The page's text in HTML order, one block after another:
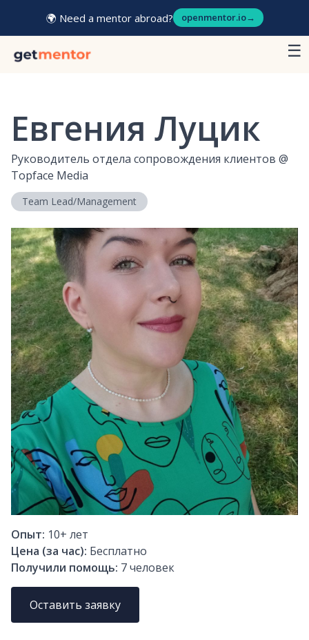
🌍 Need a mentor abroad? openmentor.io→
☰
Евгения Луцик
Руководитель отдела сопровождения клиентов @
Topface Media
Team Lead/Management
Опыт: 10+ лет
Цена (за час): Бесплатно
Получили помощь: 7человек
Оставить заявку